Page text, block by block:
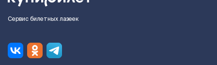
Сервис билетных лазеек